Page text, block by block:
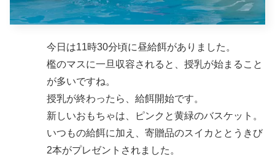
今日は11時30分頃に昼給餌がありました。
檻のマスに一旦収容されると、授乳が始まること
が多いですね。
授乳が終わったら、給餌開始です。
新しいおもちゃは、ピンクと黄緑のバスケット。
いつもの給餌に加え、寄贈品のスイカととうきび
2本がプレゼントされました。